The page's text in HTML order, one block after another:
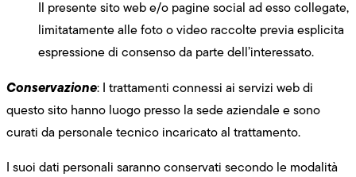
Il presente sito web e/o pagine social ad esso collegate,
limitatamente alle foto o video raccolte previa esplicita
espressione di consenso da parte dell’interessato.
Conservazione: I trattamenti connessi ai servizi web di
questo sito hanno luogo presso la sede aziendale e sono
curati da personale tecnico incaricato al trattamento.
I suoi dati personali saranno conservati secondo le modalità